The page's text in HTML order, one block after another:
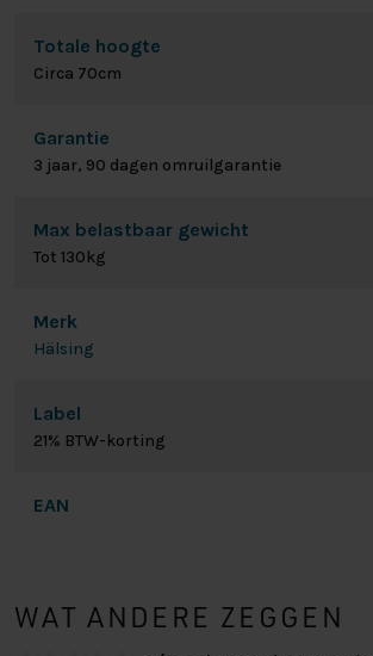
Totale hoogte
Circa 70cm
Garantie
3 jaar, 90 dagen omruilgarantie
Max belastbaar gewicht
Tot 130kg
Merk
Hälsing
Label
21% BTW-korting
EAN
WAT ANDERE ZEGGEN